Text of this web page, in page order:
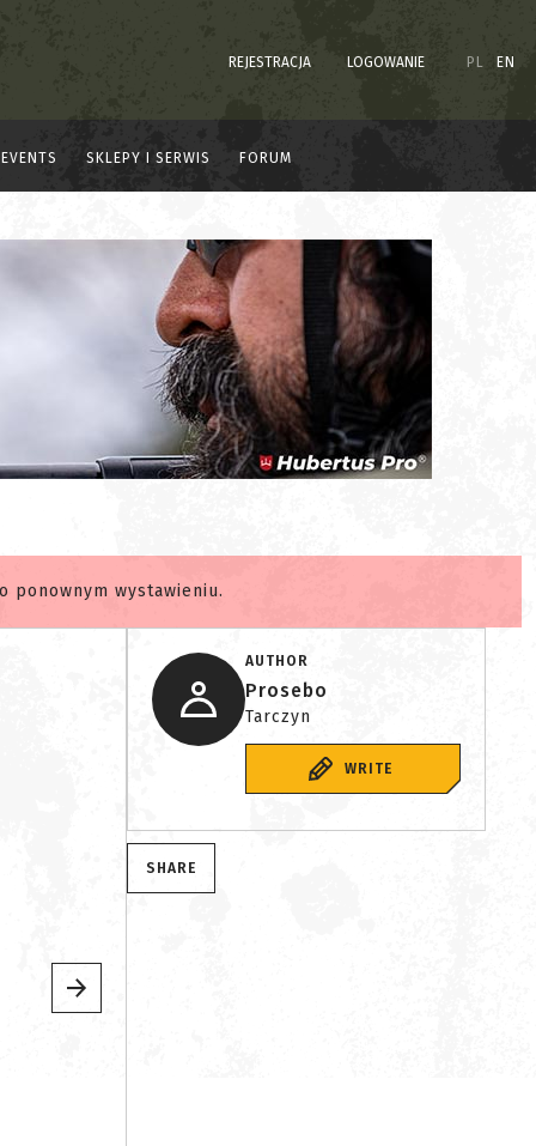
REJESTRACJA LOGOWANIE PL EN
EVENTS SKLEPY I SERWIS FORUM
ponownym wystawieniu.
AUTHOR
Prosebo
Tarczyn
WRITE
SHARE